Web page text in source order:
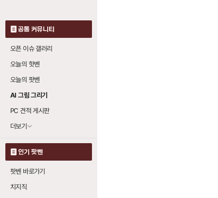
공통 커뮤니티
오픈 이슈 갤러리
오늘의 핫벤
오늘의 팟벤
AI 그림 그리기
PC 견적 게시판
더보기
인기 팟벤
팟벤 바로가기
치지직